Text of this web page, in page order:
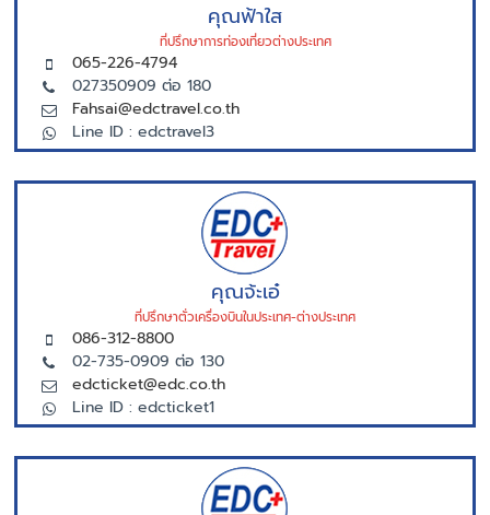
คุณฟ้าใส
ที่ปรึกษาการท่องเที่ยวต่างประเทศ
065-226-4794
027350909 ต่อ 180
Fahsai@edctravel.co.th
Line ID : edctravel3
คุณจ้ะเอ๋
ที่ปรึกษาตั่วเครื่องบินในประเทศ-ต่างประเทศ
086-312-8800
02-735-0909 ต่อ 130
edcticket@edc.co.th
Line ID : edcticket1